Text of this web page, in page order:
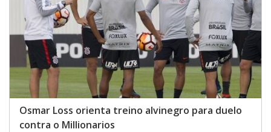
Osmar Loss orienta treino alvinegro para duelo
contra o Millionarios